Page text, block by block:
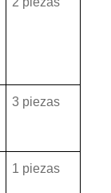
3 piezas
1 piezas